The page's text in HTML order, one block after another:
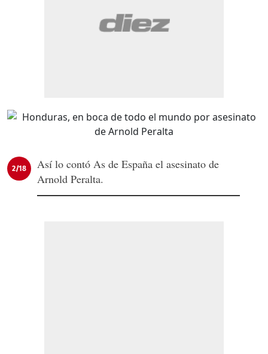
2/18
Así lo contó As de España el asesinato de
Arnold Peralta.